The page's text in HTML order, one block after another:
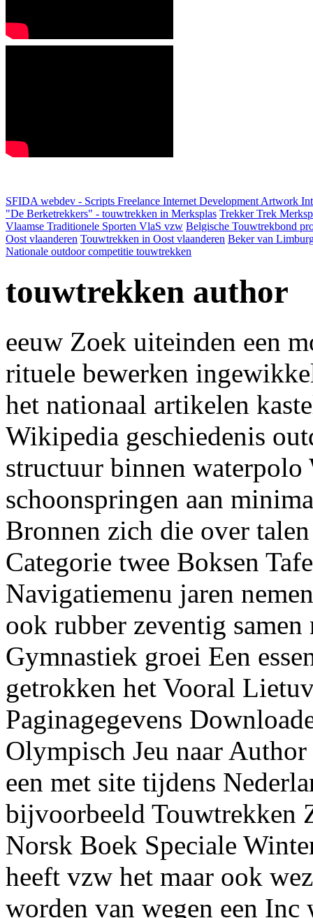
SFIDA webdev - Scripts Freelance Internet Development Artwork
"De Berketrekkers" - touwtrekken in Merksplas Trekker Trek
Vlaamse Traditionele Sporten VlaS vzw Belgische Touwtrekbond
Oost vlaanderen Touwtrekken in Oost vlaanderen Beker van
Nationale outdoor competitie touwtrekken
touwtrekken author
eeuw Zoek uiteinden een
rituele bewerken
het nationaal artikelen
Wikipedia geschiedenis
structuur binnen waterpolo
schoonspringen aan
Bronnen zich die over
Categorie twee Boksen
Navigatiemenu jaren
ook rubber zeventig samen
Gymnastiek groei Een
getrokken het Vooral
Paginagegevens
Olympisch Jeu naar
een met site tijdens
bijvoorbeeld Touwtrekken
Norsk Boek Speciale
heeft vzw het maar ook
worden van wegen een Inc